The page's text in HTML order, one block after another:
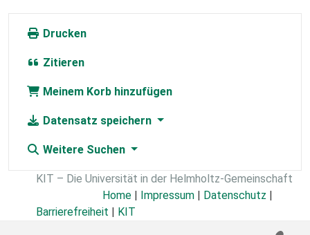
Drucken
Zitieren
Meinem Korb hinzufügen
Datensatz speichern
Weitere Suchen
KIT – Die Universität in der Helmholtz-Gemeinschaft
Home | Impressum | Datenschutz |
Barrierefreiheit | KIT